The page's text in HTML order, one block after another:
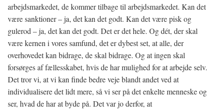
arbejdsmarkedet, de kommer tilbage til arbejdsmarkedet. Kan det
være sanktioner – ja, det kan det godt. Kan det være pisk og
gulerod – ja, det kan det godt. Det er det hele. Og dét, der skal
være kernen i vores samfund, det er dybest set, at alle, der
overhovedet kan bidrage, de skal bidrage. Og at ingen skal
forsørges af fællesskabet, hvis de har mulighed for at arbejde selv.
Det tror vi, at vi kan finde bedre veje blandt andet ved at
individualisere det lidt mere, så vi ser på det enkelte menneske og
ser, hvad de har at byde på. Det var jo derfor, at